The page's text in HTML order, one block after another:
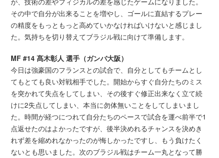
その中で自分が出来ることを増やし、ゴールに直結するプレー
の精度をもっともっと高めていかなければいけないと感じまし
た。気持ちを切り替えてブラジル戦に向けて準備します。
MF #14 髙木彰人 選手（ガンバ大阪）
今日は強豪国のフランスとの試合で、自分としてもチームとし
てもとても良い対戦相手でした。開始からすぐ自分たちのミス
を突かれて失点をしてしまい、その後すぐ修正出来なく立て続
けに2失点してしまい、本当に勿体無いことをしてしまいまし
た。時間が経つにつれて自分たちのペースで試合を運べ前半で1
点返せたのはよかったですが、後半決めれるチャンスを決めき
れず差を縮めれなかったのが悔しかったですし、もう負けたく
ないとも思いました。次のブラジル戦はチーム一丸となって勝